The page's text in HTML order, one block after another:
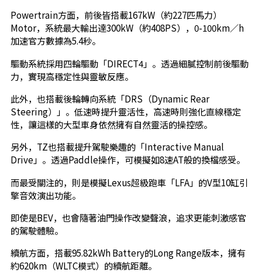
Powertrain方面，前後皆搭載167kW（約227匹馬力）
Motor，系統最大輸出達300kW（約408PS），0-100km／h
加速官方數據為5.4秒。
驅動系統採用四輪驅動「DIRECT4」。透過細膩控制前後驅動
力，實現高穩定性與靈敏反應。
此外，也搭載後輪轉向系統「DRS（Dynamic Rear
Steering）」。低速時提升靈活性，高速時則強化直線穩定
性，讓這樣的大型車身依然擁有自然靈活的操控感。
另外，TZ也搭載提升駕駛樂趣的「Interactive Manual
Drive」。透過Paddle操作，可模擬如8速AT般的換檔感受。
而最受關注的，則是模擬Lexus超級跑車「LFA」的V型10缸引
擎音效演出功能。
即使是BEV，也會隨著油門操作改變聲浪，追求更能刺激感官
的駕駛體驗。
續航方面，搭載95.82kWh Battery的Long Range版本，擁有
約620km（WLTC模式）的續航距離。